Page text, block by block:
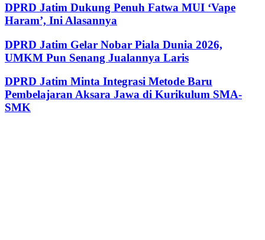
DPRD Jatim Dukung Penuh Fatwa MUI ‘Vape
Haram’, Ini Alasannya
DPRD Jatim Gelar Nobar Piala Dunia 2026,
UMKM Pun Senang Jualannya Laris
DPRD Jatim Minta Integrasi Metode Baru
Pembelajaran Aksara Jawa di Kurikulum SMA-
SMK